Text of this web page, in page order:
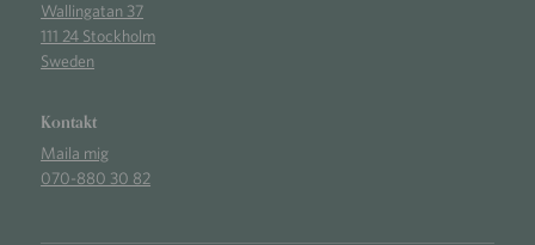
Wallingatan 37
111 24 Stockholm
Sweden
Kontakt
Maila mig
070-880 30 82